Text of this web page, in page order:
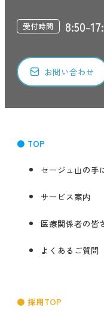
受付時間 8:50-
お問い合わせ
● TOP
セージュ山の手
サービス案内
医療関係者の皆
よくあるご質問
● 採用TOP